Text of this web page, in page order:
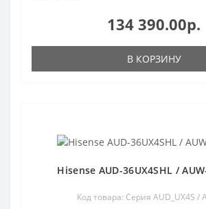
134 390.00р.
В КОРЗИНУ
Hisense AUD-36UX4SHL /
Код товара: Серия AUD_UX4S /